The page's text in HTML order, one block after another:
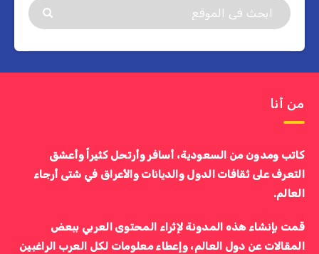
من أنا
كاتب ومدون من السعودية، أسافر وأرتحل كثيراً وأعشق
التعرف على ثقافات الدول والديانات والأعراق في شتى أرجاء
العالم.
قمت بإنشاء هذه المدونة لإثراء المحتوى العربي ببعض
المقالات عن دول العالم، وإعطاء معلومات لكل العرب الراغبين